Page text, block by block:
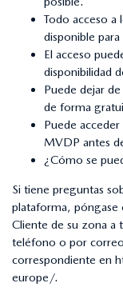
Todo acceso a
disponible
El acceso
disponibilidad
Puede dejar
de forma
Puede
MVDP antes
¿Cómo se
Si tiene preguntas
plataforma, póngase
Cliente de su zona a
teléfono o por
correspondiente en
europe/.